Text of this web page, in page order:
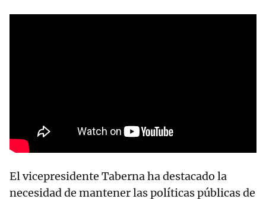
El vicepresidente Taberna ha destacado la
necesidad de mantener las políticas públicas de